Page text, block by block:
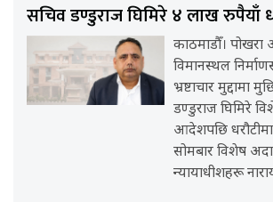
सचिव डण्डुराज घिमिरे ४ लाख रुपैयाँ
काठमाडौँ। पोखरा
विमानस्थल
भ्रष्टाचार मुद्दामा
डण्डुराज घिमिरे
आदेशपछि
सोमबार विशेष
न्यायाधीशहरू